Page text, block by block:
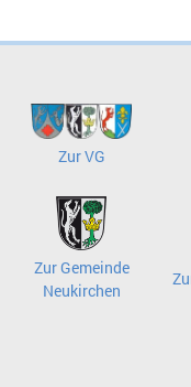
Zur VG
Zur Gemeinde
Neukirchen